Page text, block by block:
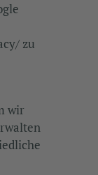
zu
wir